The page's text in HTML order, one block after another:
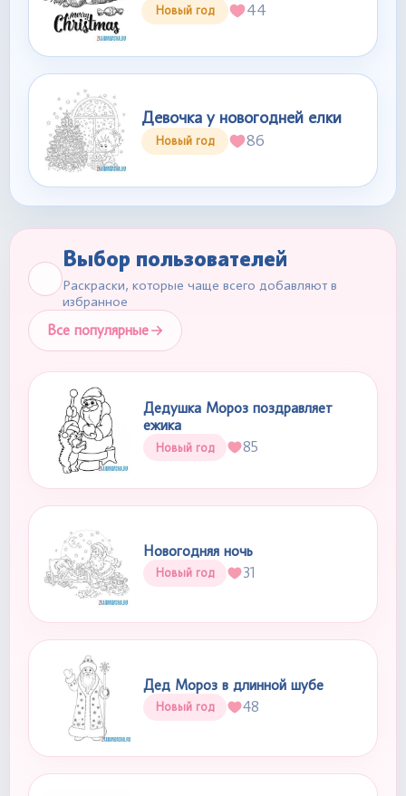
Новый год 44
Девочка у новогодней елки
Новый год 86
Выбор пользователей
Раскраски, которые чаще всего добавляют в
избранное
Все популярные
Дедушка Мороз поздравляет
ежика
Новый год 85
Новогодняя ночь
Новый год 31
Дед Мороз в длинной шубе
Новый год 48